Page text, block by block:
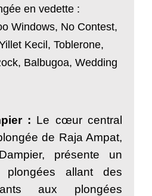
en vedette :
Windows, No Contest,
Kecil, Toblerone,
Balbugoa, Wedding
: Le cœur central
de Raja Ampat,
présente un
plongées allant des
aux plongées